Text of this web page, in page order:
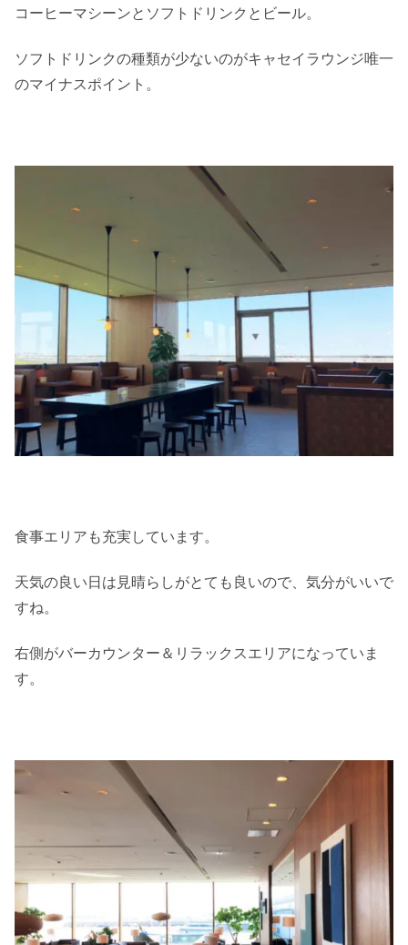
コーヒーマシーンとソフトドリンクとビール。
ソフトドリンクの種類が少ないのがキャセイラウンジ唯一
のマイナスポイント。
食事エリアも充実しています。
天気の良い日は見晴らしがとても良いので、気分がいいで
すね。
右側がバーカウンター＆リラックスエリアになっていま
す。